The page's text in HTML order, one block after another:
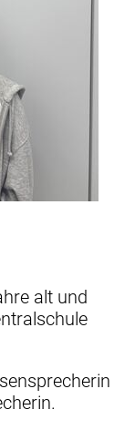
alt und